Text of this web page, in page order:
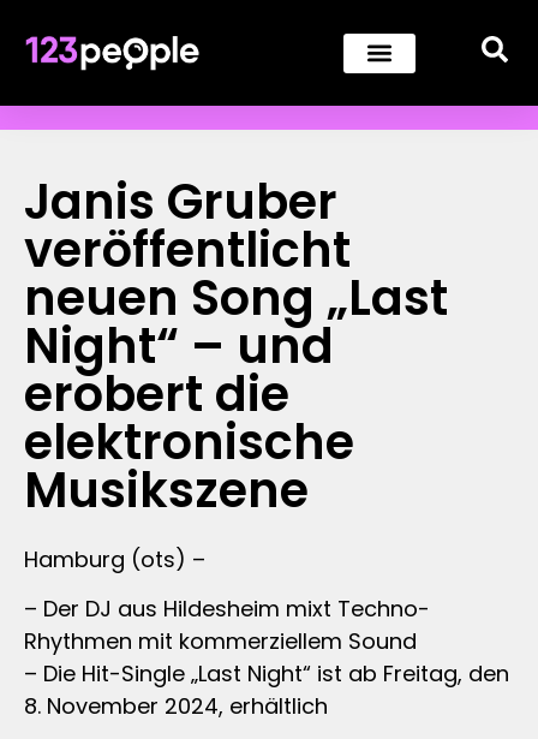
Janis Gruber
veröffentlicht
neuen Song „Last
Night“ – und
erobert die
elektronische
Musikszene
Hamburg (ots) –
– Der DJ aus Hildesheim mixt Techno-
Rhythmen mit kommerziellem Sound
– Die Hit-Single „Last Night“ ist ab Freitag, den
8. November 2024, erhältlich